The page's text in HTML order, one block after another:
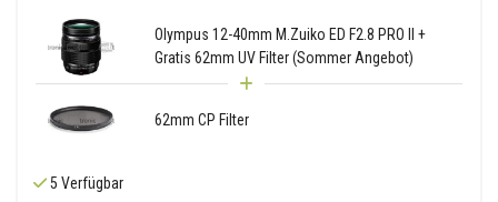
Olympus 12-40mm M.Zuiko ED F2.8 PRO II +
Gratis 62mm UV Filter (Sommer Angebot)
62mm CP Filter
5 Verfügbar